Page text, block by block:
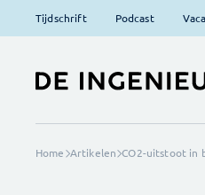
Tijdschrift Podcast
Home Artikelen CO2-uitstoot in